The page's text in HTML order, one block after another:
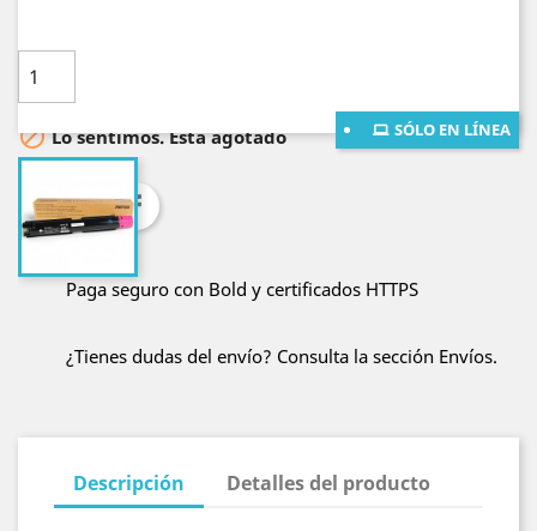
SÓLO EN LÍNEA
Lo sentimos. Está agotado
Compartir
Paga seguro con Bold y certificados HTTPS
¿Tienes dudas del envío? Consulta la sección Envíos.
Descripción Detalles del producto